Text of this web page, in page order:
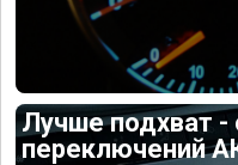
Лучше подхват -
переключений